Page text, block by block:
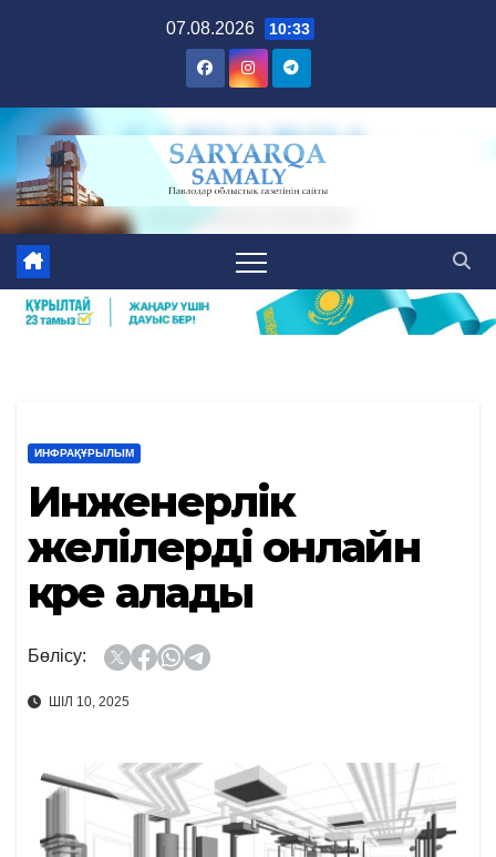
07.08.2026 10:33
ИНФРАҚҰРЫЛЫМ
Инженерлік
желілерді онлайн
көре алады
Бөлісу:
ШІЛ 10, 2025